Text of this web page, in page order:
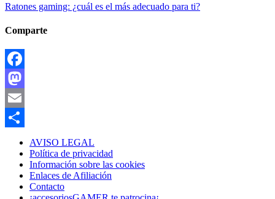
Ratones gaming: ¿cuál es el más adecuado para ti?
Comparte
Facebook
Mastodon
Email
Compartir
AVISO LEGAL
Política de privacidad
Información sobre las cookies
Enlaces de Afiliación
Contacto